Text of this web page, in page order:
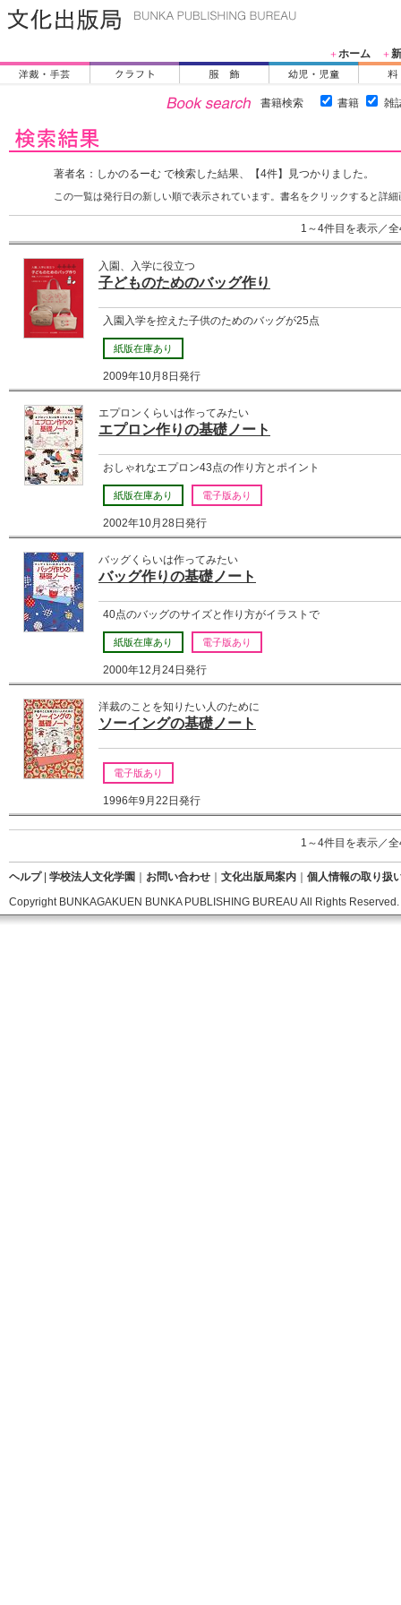
＋ホーム ＋
書籍検索 書籍 雑
著者名：しかのるーむ で検索した結果、【4件】見つかりました。
この一覧は発行日の新しい順で表示されています。書名をクリックすると詳
1～4件目を表示／
入園、入学に役立つ
子どものためのバッグ作り
入園入学を控えた子供のためのバッグが25点
紙版在庫あり
2009年10月8日発行
エプロンくらいは作ってみたい
エプロン作りの基礎ノート
おしゃれなエプロン43点の作り方とポイント
紙版在庫あり 電子版あり
2002年10月28日発行
バッグくらいは作ってみたい
バッグ作りの基礎ノート
40点のバッグのサイズと作り方がイラストで
紙版在庫あり 電子版あり
2000年12月24日発行
洋裁のことを知りたい人のために
ソーイングの基礎ノート
電子版あり
1996年9月22日発行
1～4件目を表示／
ヘルプ| 学校法人文化学園 お問い合わせ 文化出版局案内
個人情報の取り扱
Copyright BUNKAGAKUEN BUNKA PUBLISHING BUREAU All Rights Reserved.